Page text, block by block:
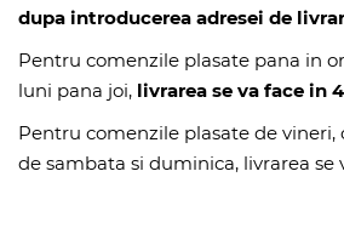
dupa introducerea adresei de
Pentru comenzile plasate pana in
luni pana joi, livrarea se va face in
Pentru comenzile plasate de vineri,
de sambata si duminica, livrarea se